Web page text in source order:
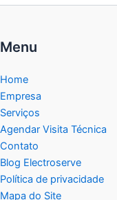
Menu
Home
Empresa
Serviços
Agendar Visita Técnica
Contato
Blog Electroserve
Política de privacidade
Mapa do Site